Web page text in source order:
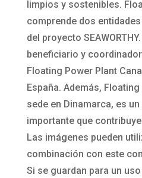
limpios y sostenibles.
comprende dos
del proyecto
beneficiario y
Floating Power Plant
España. Además,
sede en Dinamarca, es
importante que
Las imágenes pueden
combinación con este
Si se guardan para un